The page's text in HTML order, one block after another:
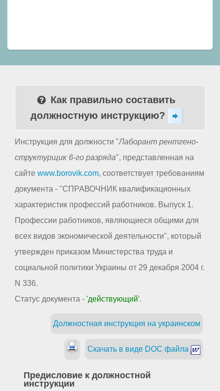
Как правильно составить
должностную инструкцию?
Инструкция для должности "Лаборант рентгено-
структурщик 6-го разряда", представленная на
сайте www.borovik.com, соответствует требованиям
документа - "СПРАВОЧНИК квалификационных
характеристик профессий работников. Выпуск 1.
Профессии работников, являющиеся общими для
всех видов экономической деятельности", который
утвержден приказом Министерства труда и
социальной политики Украины от 29 декабря 2004 г.
N 336.
Статус документа - 'действующий'.
Должностная инструкция на украинском
Скачать в виде DOC файла
Предисловие к должностной
инструкции